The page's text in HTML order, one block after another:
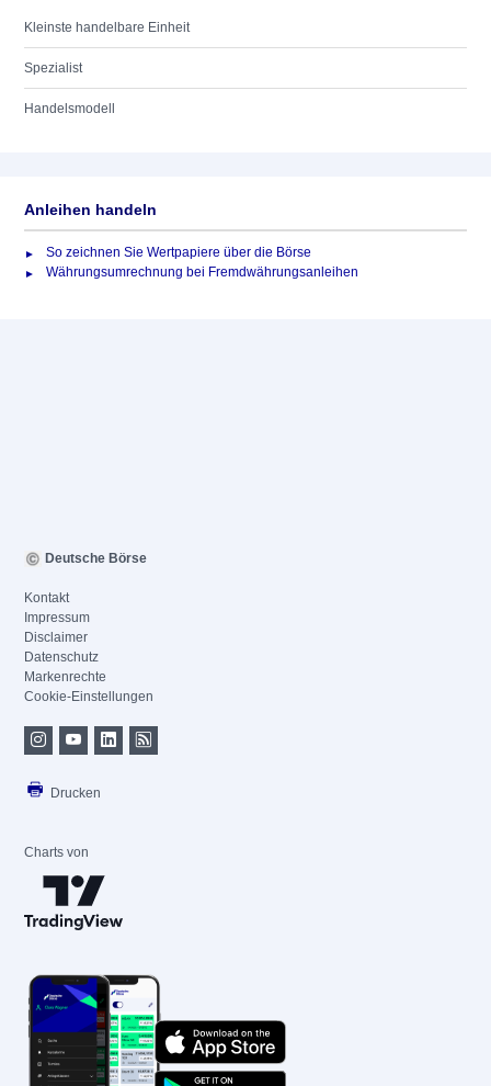
Kleinste handelbare Einheit
Spezialist
Handelsmodell
Anleihen handeln
So zeichnen Sie Wertpapiere über die Börse
Währungsumrechnung bei Fremdwährungsanleihen
Deutsche Börse
Kontakt
Impressum
Disclaimer
Datenschutz
Markenrechte
Cookie-Einstellungen
Drucken
Charts von